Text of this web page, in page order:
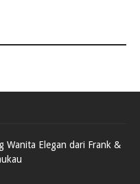
Wanita Elegan dari Frank &